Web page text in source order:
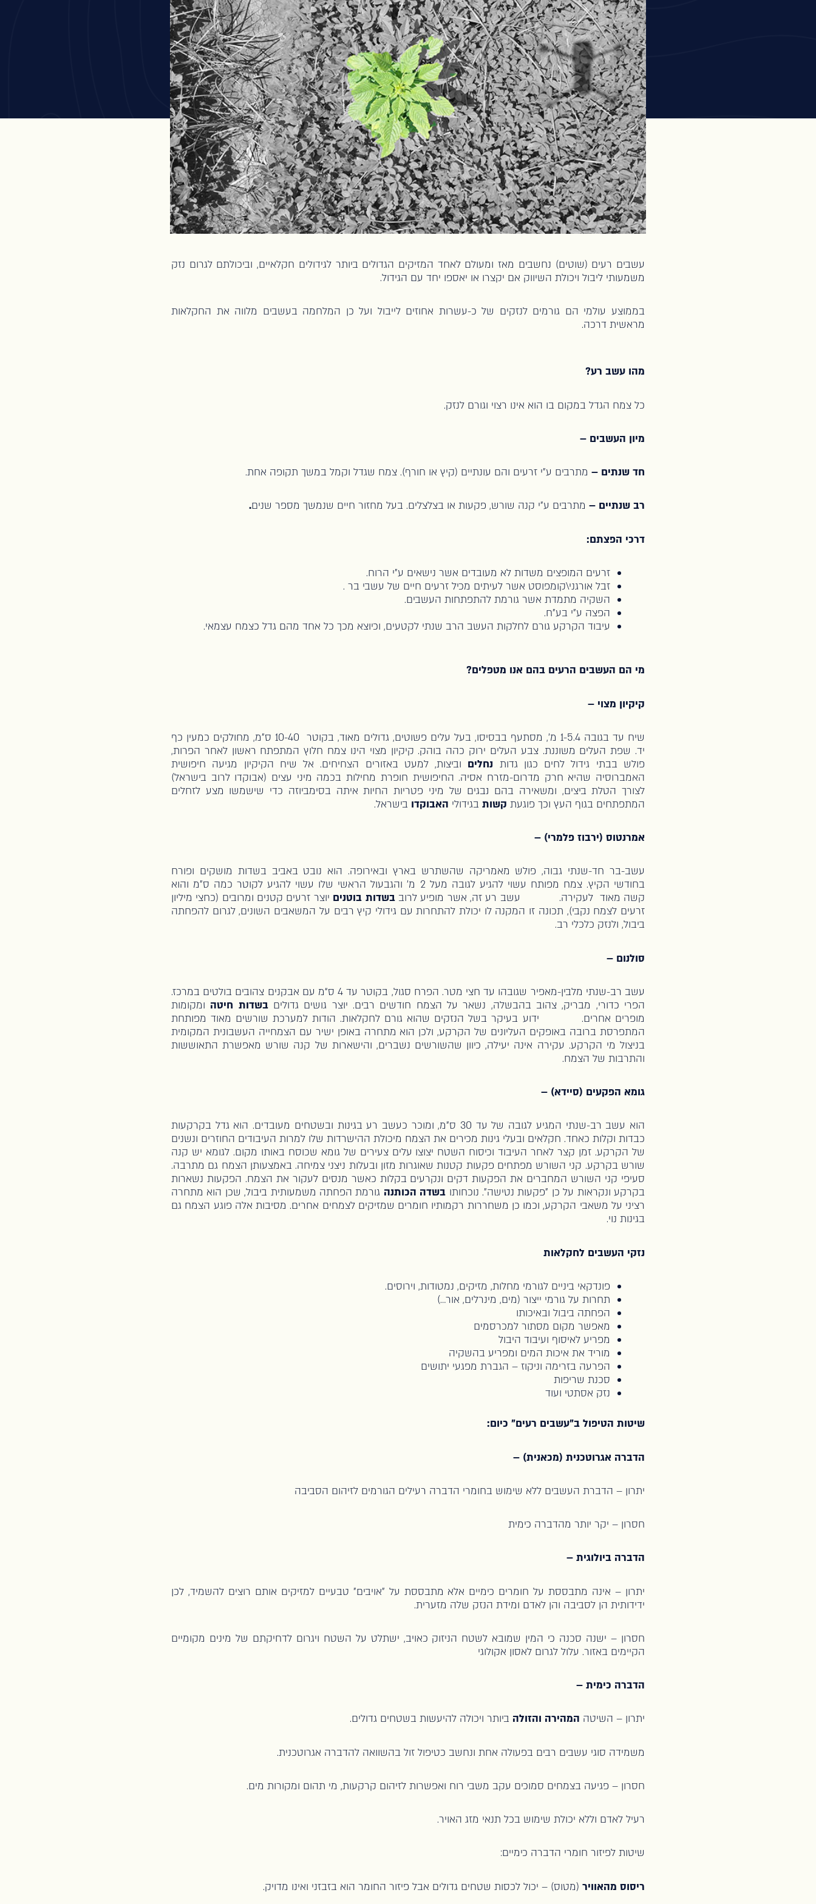
עשבים רעים (שוטים) נחשבים מאז ומעולם לאחד המזיקים הגדולים ביותר לגידולים חקלאיים, וביכולתם לגרום נזק
משמעותי ליבול ויכולת השיווק אם יקצרו או יאספו יחד עם הגידול.
בממוצע עולמי הם גורמים לנזקים של כ-עשרות אחוזים לייבול ועל כן המלחמה בעשבים מלווה את החקלאות
מראשית דרכה.
מהו עשב רע?
כל צמח הגדל במקום בו הוא אינו רצוי וגורם לנזק.
מיון העשבים –
חד שנתים – מתרבים ע"י זרעים והם עונתיים (קיץ או חורף). צמח שגדל וקמל במשך תקופה אחת.
רב שנתיים – מתרבים ע"י קנה שורש, פקעות או בצלצלים. בעל מחזור חיים שנמשך מספר שנים.
דרכי הפצתם:
זרעים המופצים משדות לא מעובדים אשר נישאים ע"י הרוח.
זבל אורגני\קומפוסט אשר לעיתים מכיל זרעים חיים של עשבי בר .
השקיה מתמדת אשר גורמת להתפתחות העשבים.
הפצה ע"י בע"ח.
עיבוד הקרקע גורם לחלקות העשב הרב שנתי לקטעים, וכיוצא מכך כל אחד מהם גדל כצמח עצמאי.
מי הם העשבים הרעים בהם אנו מטפלים?
קיקיון מצוי –
שיח עד בגובה 1-5.4 מ', מסתעף בבסיסו, בעל עלים פשוטים, גדולים מאוד, בקוטר 10-40 ס"מ, מחולקים כמעין כף
יד. שפת העלים משוננת. צבע העלים ירוק כהה בוהק. קיקיון מצוי הינו צמח חלוץ המתפתח ראשון לאחר הפרות,
פולש בבתי גידול לחים כגון גדות נחלים וביצות, למעט באזורים הצחיחים. אל שיח הקיקיון מגיעה חיפושית
האמברוסיה שהיא חרק מדרום-מזרח אסיה. החיפושית חופרת מחילות בכמה מיני עצים (אבוקדו לרוב בישראל)
לצורך הטלת ביצים, ומשאירה בהם נבגים של מיני פטריות החיות איתה בסימביוזה כדי שישמשו מצע לזחלים
המתפתחים בגוף העץ וכך פוגעת קשות בגידולי האבוקדו בישראל.
אמרנטוס (ירבוז פלמרי) –
עשב-בר חד-שנתי גבוה, פולש מאמריקה שהשתרש בארץ ובאירופה. הוא נובט באביב בשדות מושקים ופורח
בחודשי הקיץ. צמח מפותח עשוי להגיע לגובה מעל 2 מ' והגבעול הראשי שלו עשוי להגיע לקוטר כמה ס"מ והוא
קשה מאוד לעקירה. עשב רע זה, אשר מופיע לרובבשדות בוטנים יוצר זרעים קטנים ומרובים (כחצי מיליון
זרעים לצמח נקבי), תכונה זו המקנה לו יכולת להתחרות עם גידולי קיץ רבים על המשאבים השונים, לגרום להפחתה
ביבול, ולנזק כלכלי רב.
סולנום –
עשב רב-שנתי מלבין-מאפיר שגובהו עד חצי מטר. הפרח סגול, בקוטר עד 4 ס“מ עם אבקנים צהובים בולטים במרכז.
הפרי כדורי, מבריק, צהוב בהבשלה, נשאר על הצמח חודשים רבים. יוצר גושים גדוליםבשדות חיטה ומקומות
מופרים אחרים. ידוע בעיקר בשל הנזקים שהוא גורם לחקלאות. הודות למערכת שורשים מאוד מפותחת
המתפרסת ברובה באופקים העליונים של הקרקע, ולכן הוא מתחרה באופן ישיר עם הצמחייה העשבונית המקומית
בניצול מי הקרקע. עקירה אינה יעילה, כיוון שהשורשים נשברים, והישארות של קנה שורש מאפשרת התאוששות
והתרבות של הצמח.
גומא הפקעים (סיידא) –
הוא עשב רב-שנתי המגיע לגובה של עד 30 ס"מ, ומוכר כעשב רע בגינות ובשטחים מעובדים. הוא גדל בקרקעות
כבדות וקלות כאחד. חקלאים ובעלי גינות מכירים את הצמח מיכולת ההישרדות שלו למרות העיבודים החוזרים ונשנים
של הקרקע. זמן קצר לאחר העיבוד וכיסוח השטח יצוצו עלים צעירים של גומא שכוסח באותו מקום. לגומא יש קנה
שורש בקרקע. קני השורש מפתחים פקעות קטנות שאוגרות מזון ובעלות ניצני צמיחה. באמצעותן הצמח גם מתרבה.
סעיפי קני השורש המחברים את הפקעות דקים ונקרעים בקלות כאשר מנסים לעקור את הצמח. הפקעות נשארות
בקרקע ונקראות על כן "פקעות נטישה". נוכחותו בשדה הכותנה גורמת הפחתה משמעותית ביבול, שכן הוא מתחרה
רציני על משאבי הקרקע, וכמו כן משחררות רקמותיו חומרים שמזיקים לצמחים אחרים. מסיבות אלה פוגע הצמח גם
בגינות נוי.
נזקי העשבים לחקלאות
פונדקאי ביניים לגורמי מחלות, מזיקים, נמטודות, וירוסים.
תחרות על גורמי ייצור (מים, מינרלים, אור…)
הפחתה ביבול ובאיכותו
מאפשר מקום מסתור למכרסמים
מפריע לאיסוף ועיבוד היבול
מוריד את איכות המים ומפריע בהשקיה
הפרעה בזרימה וניקוז – הגברת מפגעי יתושים
סכנת שריפות
נזק אסתטי ועוד
שיטות הטיפול ב"עשבים רעים" כיום:
הדברה אגרוטכנית (מכאנית) –
יתרון – הדברת העשבים ללא שימוש בחומרי הדברה רעילים הגורמים לזיהום הסביבה
חסרון – יקר יותר מהדברה כימית
הדברה ביולוגית –
יתרון – אינה מתבססת על חומרים כימיים אלא מתבססת על "אויבים" טבעיים למזיקים אותם רוצים להשמיד, לכן
ידידותית הן לסביבה והן לאדם ומידת הנזק שלה מזערית.
חסרון – ישנה סכנה כי המין שמובא לשטח הניזוק כאויב, ישתלט על השטח ויגרום לדחיקתם של מינים מקומיים
הקיימים באזור. עלול לגרום לאסון אקולוגי
הדברה כימית –
יתרון – השיטה המהירה והזולה ביותר ויכולה להיעשות בשטחים גדולים.
משמידה סוגי עשבים רבים בפעולה אחת ונחשב כטיפול זול בהשוואה להדברה אגרוטכנית.
חסרון – פגיעה בצמחים סמוכים עקב משבי רוח ואפשרות לזיהום קרקעות, מי תהום ומקורות מים.
רעיל לאדם וללא יכולת שימוש בכל תנאי מזג האויר.
שיטות לפיזור חומרי הדברה כימיים:
ריסוס מהאוויר (מטוס) – יכול לכסות שטחים גדולים אבל פיזור החומר הוא בזבזני ואינו מדויק.